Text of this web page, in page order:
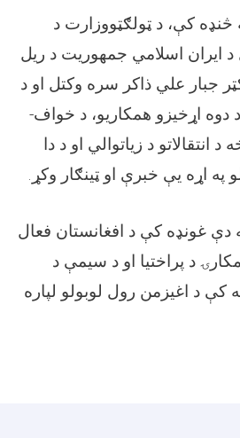
څنډه کې، د ټولګټووزارت د
د ایران اسلامي جمهوریت د ریل
جبار علي ذاکر سره وکتل او د
د دوه اړخیزو همکاریو، د خواف-
انتقالاتو د زیاتوالي او د دا
په اړه یې خبرې او ټینګار وکړ .
دې غونډه کې د افغانستان فعال
د پراختیا او د سیمې د
کې د اغیزمن رول لوبولو لپاره